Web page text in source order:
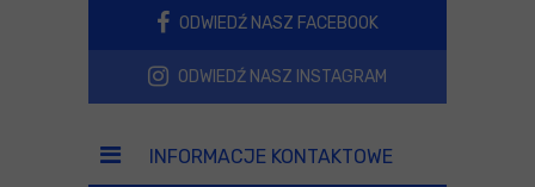
ODWIEDŹ NASZ FACEBOOK
ODWIEDŹ NASZ INSTAGRAM
INFORMACJE KONTAKTOWE